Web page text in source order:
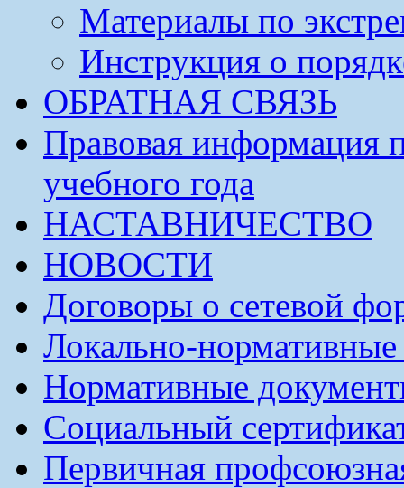
Материалы по
Инструкция о
ОБРАТНАЯ СВЯЗЬ
Правовая информация
учебного года
НАСТАВНИЧЕСТВО
НОВОСТИ
Договоры о сетевой
Локально-
Нормативные
Социальный
Первичная